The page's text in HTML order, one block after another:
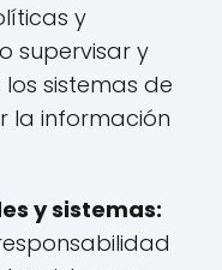
y
supervisar y
sistemas de
la información
y sistemas: